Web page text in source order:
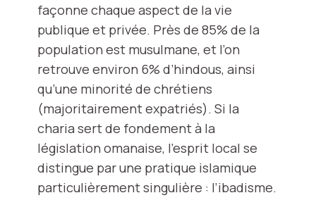
façonne chaque aspect de la vie
publique et privée. Près de 85% de la
population est musulmane, et l’on
retrouve environ 6% d’hindous, ainsi
qu’une minorité de chrétiens
(majoritairement expatriés). Si la
charia sert de fondement à la
législation omanaise, l’esprit local se
distingue par une pratique islamique
particulièrement singulière : l’ibadisme.